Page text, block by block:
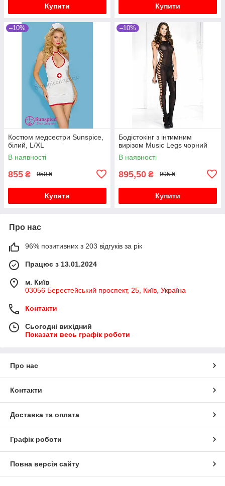
Купити Купити
–10%
Костюм медсестри Sunspice,
білий, L/XL
В наявності
855 ₴ 950 ₴
Купити
–10%
Бодістокінг з інтимним
вирізом Music Legs чорний
В наявності
895,50 ₴ 995 ₴
Купити
Про нас
96% позитивних з 203 відгуків за рік
Працює з 13.01.2024
м. Київ
03056 Берестейський проспект, 25, Київ, Україна
Контакти
Сьогодні вихідний
Показати весь графік роботи
Про нас
Контакти
Доставка та оплата
Графік роботи
Повна версія сайту